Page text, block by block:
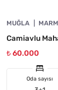
ÖNE ÇIKAN
MUĞLA
Camiavlu
₺ 60.000
Oda sayısı